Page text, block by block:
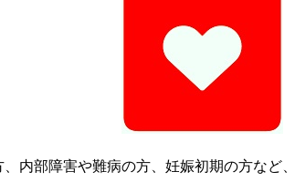
内部障害や難病の方、妊娠初期の方など